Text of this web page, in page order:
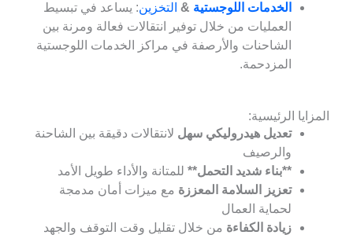
الخدمات اللوجستية&التخزين: يساعد في تبسيط
العمليات من خلال توفير انتقالات فعالة ومرنة بين
الشاحنات والأرصفة في مراكز الخدمات اللوجستية
المزدحمة.
الرئيسية:
تعديل هيدروليكي سهللانتقالات دقيقة بين الشاحنة
والرصيف
**بناء شديد التحمل** للمتانة والأداء طويل الأمد
تعزيز السلامة المعززة مع ميزات أمان مدمجة
لحماية العمال
زيادة الكفاءةمن خلال تقليل وقت التوقف والجهد